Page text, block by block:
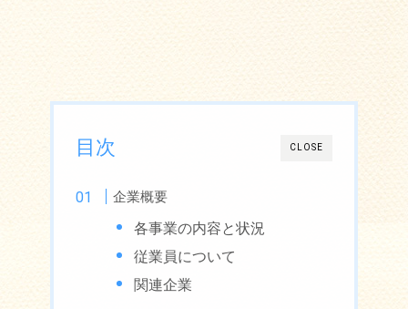
CLOSE
目次
企業概要
各事業の内容と状況
従業員について
関連企業